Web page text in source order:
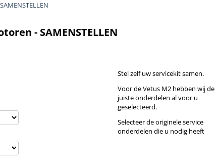
- SAMENSTELLEN
Stel zelf uw servicekit samen.
Voor de Vetus M2 hebben wij de
juiste onderdelen al voor u
geselecteerd.
Selecteer de originele service
onderdelen die u nodig heeft